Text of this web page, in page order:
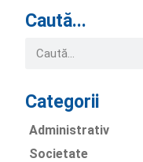
Caută...
Categorii
Administrativ
Societate